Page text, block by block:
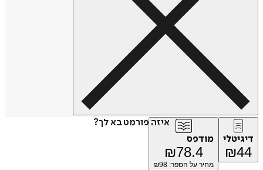
איזה פורמט בא לך?
דיגיטלי
₪44
מודפס
₪78.4
מחיר על הספר: ₪ 98